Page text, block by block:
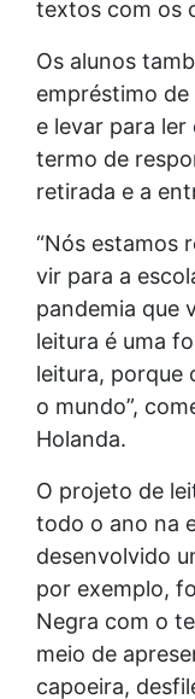
textos com os
Os alunos
empréstimo
e levar para
termo de
retirada e a
“Nós estamos
vir para a
pandemia que
leitura é uma
leitura, porque
o mundo”,
Holanda.
O projeto de
todo o ano na
desenvolvido
por exemplo,
Negra com o
meio de
capoeira,